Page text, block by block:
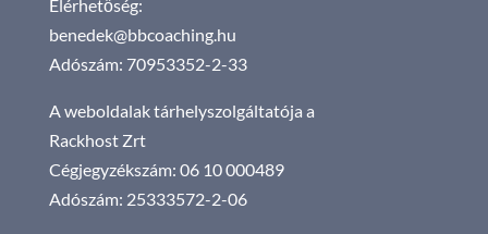
Elérhetőség:
benedek@bbcoaching.hu
Adószám: 70953352-2-33
A weboldalak tárhelyszolgáltatója a
Rackhost Zrt
Cégjegyzékszám: 06 10 000489
Adószám: 25333572-2-06